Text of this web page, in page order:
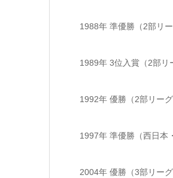
1988年 準優勝（2部リー
1989年 3位入賞（2部リ
1992年 優勝（2部リーグ
1997年 準優勝（西日本
2004年 優勝（3部リーグ